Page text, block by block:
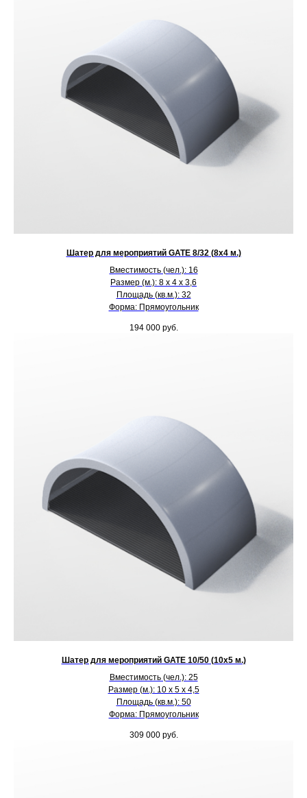
Шатер для мероприятий GATE 8/32 (8х4 м.)
Вместимость (чел.): 16
Размер (м.): 8 х 4 х 3,6
Площадь (кв.м.): 32
Форма: Прямоугольник
194 000 руб.
Шатер для мероприятий GATE 10/50 (10х5 м.)
Вместимость (чел.): 25
Размер (м.): 10 х 5 х 4,5
Площадь (кв.м.): 50
Форма: Прямоугольник
309 000 руб.